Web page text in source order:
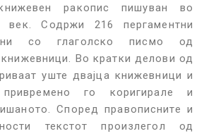
ракопис пишуван во
век. Содржи 216 пергаментни
со глаголско писмо од
Во кратки делови од
уште двајца книжевници и
го коригирале и
Според правописните и
текстот произлегол од